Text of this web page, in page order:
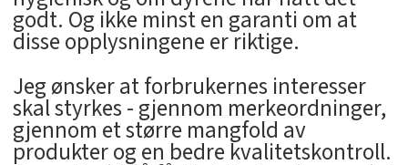
godt. Og ikke minst en garanti om at
disse opplysningene er riktige.
Jeg ønsker at forbrukernes interesser
skal styrkes - gjennom merkeordninger,
gjennom et større mangfold av
produkter og en bedre kvalitetskontroll.